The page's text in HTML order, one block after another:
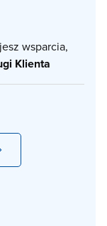
wsparcia,
Klienta